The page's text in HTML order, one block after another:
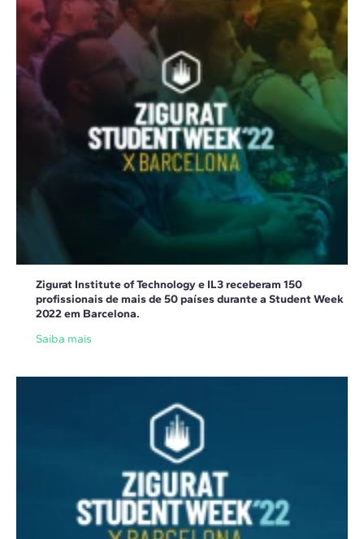
Zigurat Institute of Technology e IL3 receberam 150
profissionais de mais de 50 países durante a Student Week
2022 em Barcelona.
Saiba mais